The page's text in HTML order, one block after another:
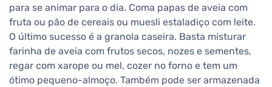
para se animar para o dia. Coma papas de aveia com
fruta ou pão de cereais ou muesli estaladiço com leite.
O último sucesso é a granola caseira. Basta misturar
farinha de aveia com frutos secos, nozes e sementes,
regar com xarope ou mel, cozer no forno e tem um
ótimo pequeno-almoço. Também pode ser armazenada